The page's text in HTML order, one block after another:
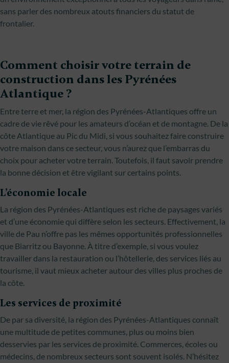
sans parler des nombreux atouts financiers du statut de
frontalier.
Comment choisir votre terrain de
construction dans les Pyrénées
Atlantique ?
Entre terre et mer, la région des Pyrénées-Atlantiques offre un
cadre de vie rêvé pour les amateurs d’océan et de montagne. De la
côte Atlantique au Pic du Midi, si vous souhaitez faire construire
votre maison dans ce secteur, vous n’aurez que l’embarras du
choix pour acheter votre terrain. Toutefois, il faut savoir prendre
la bonne décision et être vigilant sur certains points.
L’économie locale
La région des Pyrénées-Atlantiques est riche de paysages variés
et d’une économie qui diffère selon les secteurs. Effectivement, la
ville de Pau n’offre pas les mêmes opportunités professionnelles
que Biarritz ou Bayonne. À titre d’exemple, si vous voulez
travailler dans la restauration ou l’hôtellerie, des services liés au
tourisme, il vaut mieux acheter autour des villes plus proches de
la côte.
Les services de proximité
De par sa diversité, la région des Pyrénées-Atlantiques connaît
une multitude de petites communes, plus ou moins bien
desservies par les services de proximité. Commerces, écoles ou
médecins, de nombreux secteurs sont souvent isolés. N’hésitez